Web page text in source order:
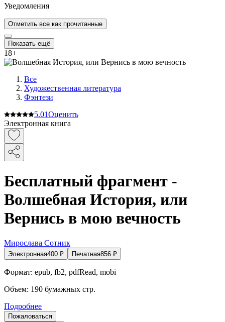
Уведомления
Отметить все как прочитанные
Показать ещё
18+
Все
Художественная литература
Фэнтези
5.01Оценить
Электронная книга
Бесплатный фрагмент -
Волшебная История, или
Вернись в мою вечность
Мирослава Сотник
Электронная400 ₽ Печатная856 ₽
Формат: epub, fb2, pdfRead, mobi
Объем: 190 бумажных стр.
Подробнее
Пожаловаться